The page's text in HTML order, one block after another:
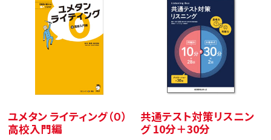
ユメタン ライティング（０）
高校入門編
共通テスト対策リスニン
グ 10分＋30分